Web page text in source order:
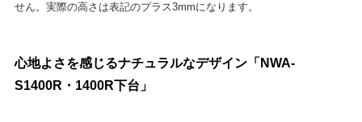
せん。実際の高さは表記のプラス3mmになります。
心地よさを感じるナチュラルなデザイン「NWA-
S1400R・1400R下台」